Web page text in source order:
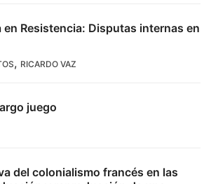
en Resistencia: Disputas internas en
, RICARDO VAZ
juego
del colonialismo francés en las